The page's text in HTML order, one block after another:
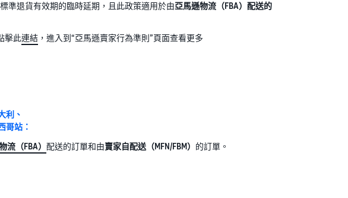
標準退貨有效期的臨時延期，且此政策適用於由亞馬遜物流（FBA）配送的
擊此連結 ，進入到“亞馬遜賣家行為準則”頁面查看更多
利、
哥站：
流（FBA） 配送的訂單和由賣家自配送（MFN/FBM） 的訂單。